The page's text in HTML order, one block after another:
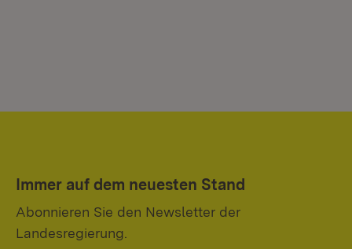
Immer auf dem neuesten Stand
Abonnieren Sie den Newsletter der
Landesregierung.